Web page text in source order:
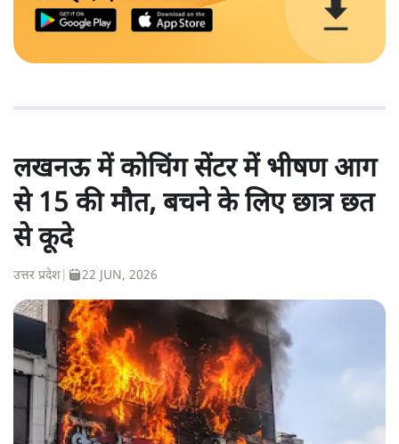
लखनऊ में कोचिंग सेंटर में भीषण आग
से 15 की मौत, बचने के लिए छात्र छत
से कूदे
उत्तर प्रदेश 22 JUN, 2026